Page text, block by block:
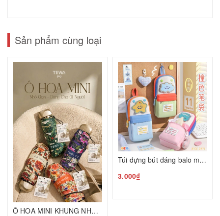
Sản phẩm cùng loại
Ô HOA MINI KHUNG NHÔM UPF50+ TEWA, 80072
Túi đựng bút dáng balo mini CN26061332
3.000₫